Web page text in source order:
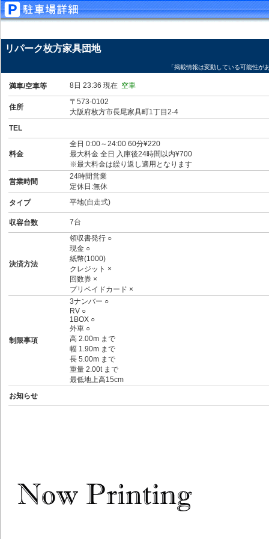
リパーク枚方家具団地
「掲載情報は変動している可能性が
満車/空車等 8日 23:36 現在 空車
住所
〒573-0102
大阪府枚方市長尾家具町1丁目2-4
TEL
料金
全日 0:00～24:00 60分¥220
最大料金 全日 入庫後24時間以内¥700
※最大料金は繰り返し適用となります
営業時間
24時間営業
定休日:無休
タイプ
平地(自走式)
収容台数 7台
決済方法
領収書発行 ○
現金 ○
紙幣(1000)
クレジット ×
回数券 ×
プリペイドカード ×
制限事項
3ナンバー ○
RV ○
1BOX ○
外車 ○
高 2.00m まで
幅 1.90m まで
長 5.00m まで
重量 2.00t まで
最低地上高15cm
お知らせ